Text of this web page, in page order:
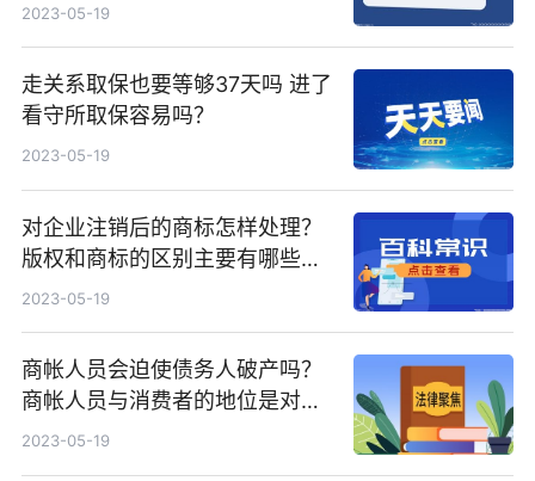
2023-05-19
走关系取保也要等够37天吗 进了
看守所取保容易吗？
2023-05-19
对企业注销后的商标怎样处理？
版权和商标的区别主要有哪些？
商标注册有效期多久？
2023-05-19
商帐人员会迫使债务人破产吗？
商帐人员与消费者的地位是对立
的吗？
2023-05-19